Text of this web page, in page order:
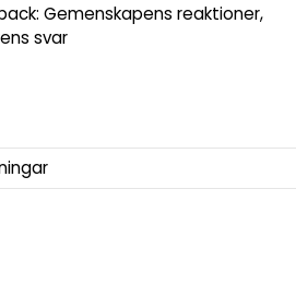
Gemenskapens reaktioner,
svar